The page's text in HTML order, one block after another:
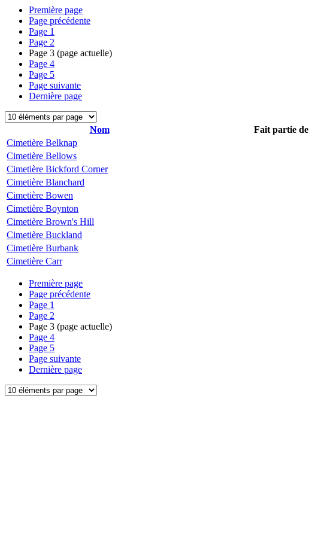
Première page
Page précédente
Page 1
Page 2
Page 3 (page actuelle)
Page 4
Page 5
Page suivante
Dernière page
Nom Fait partie de
Cimetière Belknap
Cimetière Bellows
Cimetière Bickford Corner
Cimetière Blanchard
Cimetière Bowen
Cimetière Boynton
Cimetière Brown's Hill
Cimetière Buckland
Cimetière Burbank
Cimetière Carr
Première page
Page précédente
Page 1
Page 2
Page 3 (page actuelle)
Page 4
Page 5
Page suivante
Dernière page